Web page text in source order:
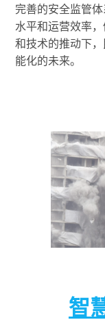
完善的安全监管
水平和运营效率
和技术的推动下
能化的未来。
智